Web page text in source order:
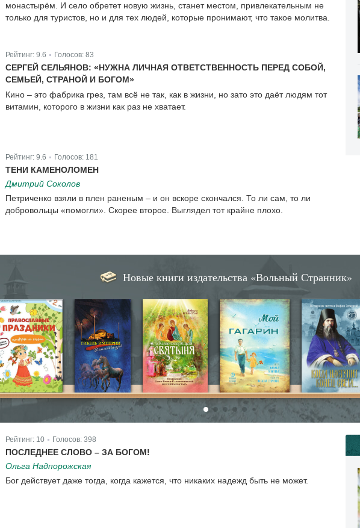
монастырём. И село обретет новую жизнь, станет местом, привлекательным не
только для туристов, но и для тех людей, которые пронимают, что такое молитва.
Рейтинг: 9.6 Голосов: 83
СЕРГЕЙ СЕЛЬЯНОВ: «НУЖНА ЛИЧНАЯ ОТВЕТСТВЕННОСТЬ ПЕРЕД СОБОЙ,
СЕМЬЕЙ, СТРАНОЙ И БОГОМ»
Кино – это фабрика грез, там всё не так, как в жизни, но зато это даёт людям тот
витамин, которого в жизни как раз не хватает.
Рейтинг: 9.6 Голосов: 181
ТЕНИ КАМЕНОЛОМЕН
Дмитрий Соколов
Петриченко взяли в плен раненым – и он вскоре скончался. То ли сам, то ли
добровольцы «помогли». Скорее второе. Выглядел тот крайне плохо.
Новые книги издательства «Вольный Странник»
Рейтинг: 10 Голосов: 398
ПОСЛЕДНЕЕ СЛОВО – ЗА БОГОМ!
Ольга Надпорожская
Бог действует даже тогда, когда кажется, что никаких надежд быть не может.